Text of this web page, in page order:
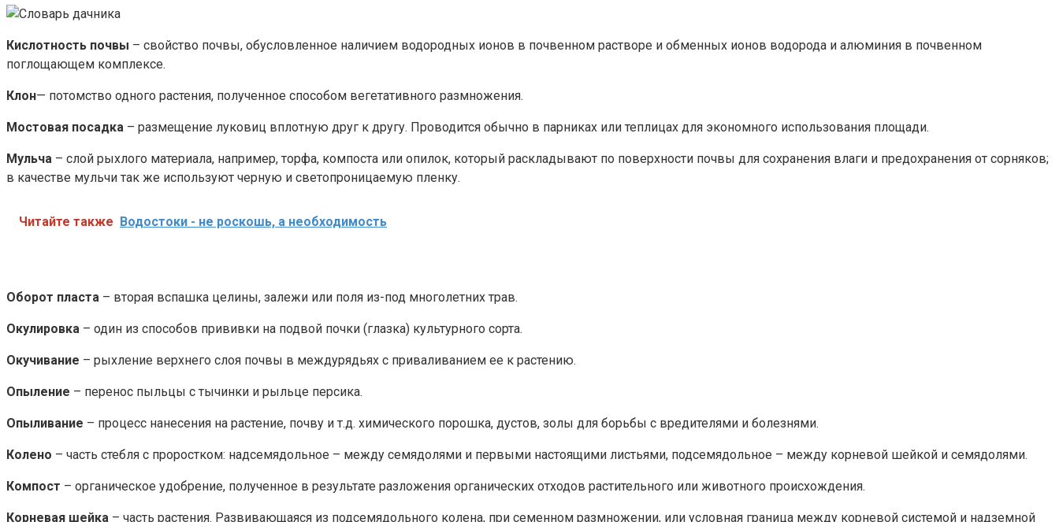
Кислотность почвы – свойство почвы, обусловленное наличием водородных ионов в почвенном растворе и обменных ионов водорода и алюминия в почвенном
поглощающем комплексе.
Клон— потомство одного растения, полученное способом вегетативного размножения.
Мостовая посадка – размещение луковиц вплотную друг к другу. Проводится обычно в парниках или теплицах для экономного использования площади.
Мульча – слой рыхлого материала, например, торфа, компоста или опилок, который раскладывают по поверхности почвы для сохранения влаги и предохранения от сорняков;
в качестве мульчи так же используют черную и светопроницаемую пленку.
Читайте также Водостоки - не роскошь, а необходимость
Оборот пласта – вторая вспашка целины, залежи или поля из-под многолетних трав.
Окулировка – один из способов прививки на подвой почки (глазка) культурного сорта.
Окучивание – рыхление верхнего слоя почвы в междурядьях с приваливанием ее к растению.
Опыление – перенос пыльцы с тычинки и рыльце персика.
Опыливание – процесс нанесения на растение, почву и т.д. химического порошка, дустов, золы для борьбы с вредителями и болезнями.
Колено – часть стебля с проростком: надсемядольное – между семядолями и первыми настоящими листьями, подсемядольное – между корневой шейкой и семядолями.
Компост – органическое удобрение, полученное в результате разложения органических отходов растительного или животного происхождения.
Корневая шейка – часть растения. Развивающаяся из подсемядольного колена, при семенном размножении, или условная граница между корневой системой и надземной